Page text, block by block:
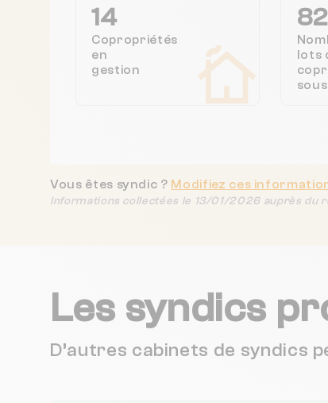
14
Copropriétés
en
gestion
lots
Vous êtes syndic ? Modifiez ces
Informations collectées le 13/01/2026 auprès du
Les syndics
D’autres cabinets de syndics